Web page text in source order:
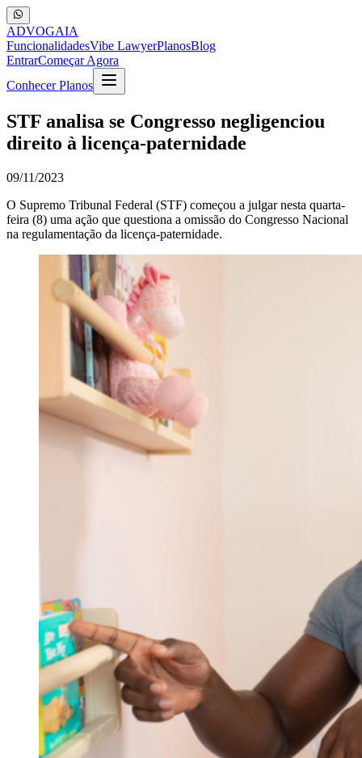
ADVOGAIA
FuncionalidadesVibe LawyerPlanosBlog
EntrarComeçar Agora
Conhecer Planos
STF analisa se Congresso negligenciou
direito à licença-paternidade
09/11/2023
O Supremo Tribunal Federal (STF) começou a julgar nesta quarta-
feira (8) uma ação que questiona a omissão do Congresso Nacional
na regulamentação da licença-paternidade.